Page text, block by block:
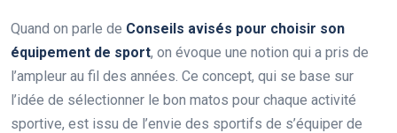
Quand on parle de Conseils avisés pour choisir son
équipement de sport, on évoque une notion qui a pris de
l’ampleur au fil des années. Ce concept, qui se base sur
l’idée de sélectionner le bon matos pour chaque activité
sportive, est issu de l’envie des sportifs de s’équiper de